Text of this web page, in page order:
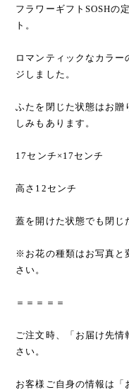
フラワーギフトSOSHの
ト。
ロマンティックなカラー
ジしました。
ふたを閉じた状態はお贈
しみもあります。
17センチ×17センチ
高さ12センチ
蓋を開けた状態でも閉じ
※お花の種類はお写真と
さい。
＝＝＝＝＝
ご注文時、「お届け先
さい。
お客様ご自身の情報は「